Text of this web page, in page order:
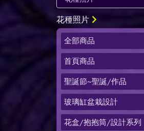
花種照片
全部商品
首頁商品
聖誕節~聖誕/作品
玻璃缸盆栽設計
花盒/抱抱筒/設計系列